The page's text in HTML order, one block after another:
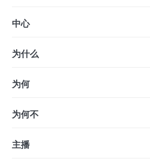
中心
为什么
为何
为何不
主播